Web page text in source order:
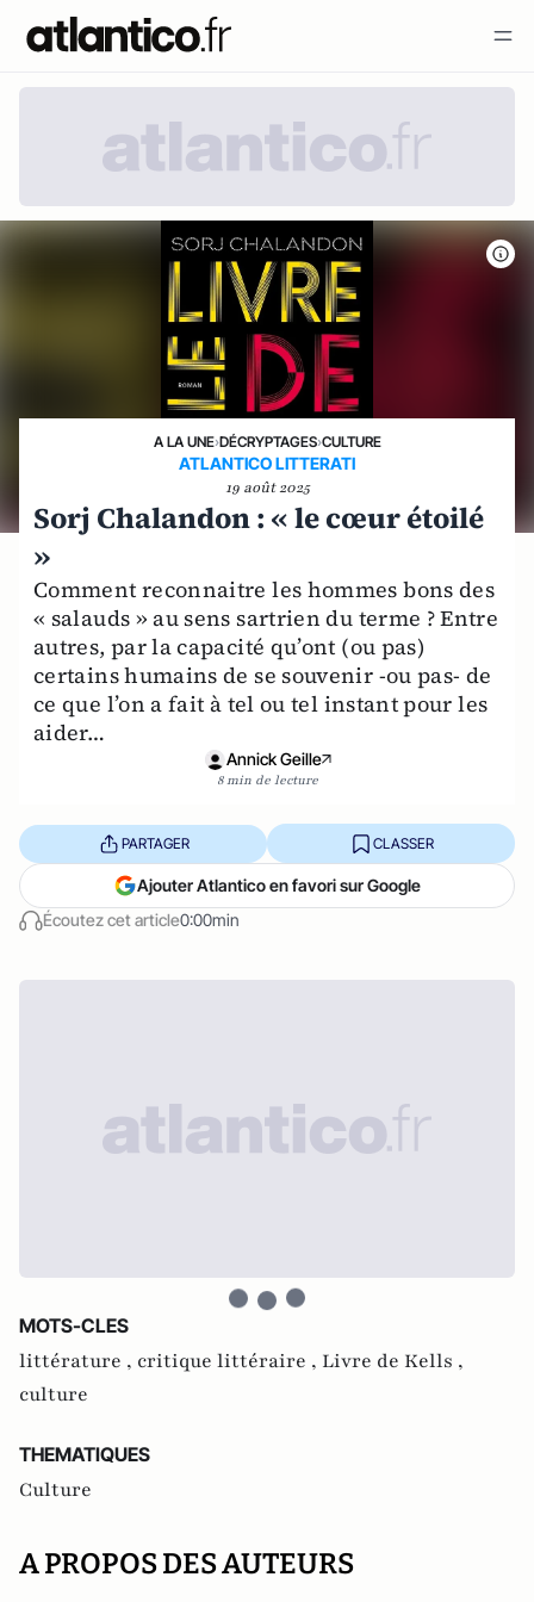
A LA UNE›DÉCRYPTAGES›CULTURE
ATLANTICO LITTERATI
19 août 2025
Sorj Chalandon : « le cœur étoilé
»
Comment reconnaitre les hommes bons des
« salauds » au sens sartrien du terme ? Entre
autres, par la capacité qu’ont (ou pas)
certains humains de se souvenir -ou pas- de
ce que l’on a fait à tel ou tel instant pour les
aider…
Annick Geille
8 min de lecture
Écoutez cet article0:00min
PARTAGER CLASSER
Ajouter Atlantico en favori sur Google
MOTS-CLES
littérature , critique littéraire , Livre de Kells ,
culture
THEMATIQUES
Culture
A PROPOS DES AUTEURS